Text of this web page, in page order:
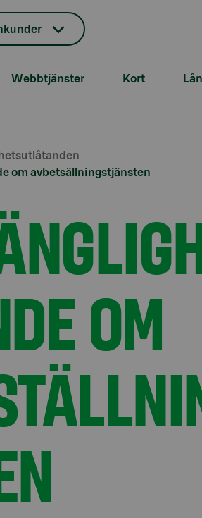
Webbtjänster Kort Lån
om avbetsällningstjänsten
OM